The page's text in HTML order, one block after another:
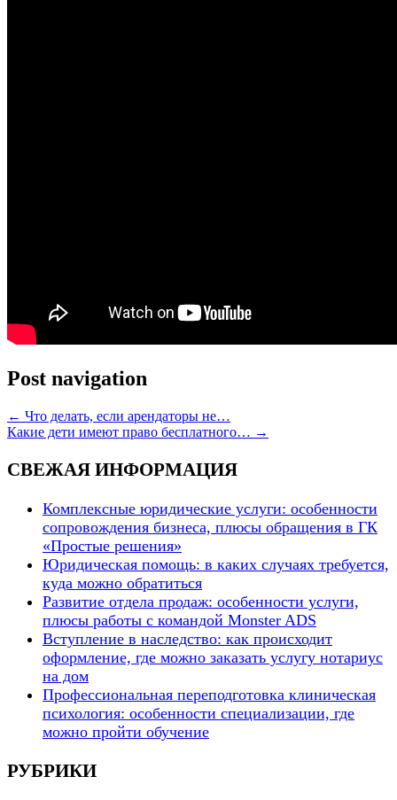
Post navigation
← Что делать, если арендаторы не…
Какие дети имеют право бесплатного… →
СВЕЖАЯ ИНФОРМАЦИЯ
Комплексные юридические услуги: особенности
сопровождения бизнеса, плюсы обращения в ГК
«Простые решения»
Юридическая помощь: в каких случаях требуется,
куда можно обратиться
Развитие отдела продаж: особенности услуги,
плюсы работы с командой Monster ADS
Вступление в наследство: как происходит
оформление, где можно заказать услугу нотариус
на дом
Профессиональная переподготовка клиническая
психология: особенности специализации, где
можно пройти обучение
РУБРИКИ